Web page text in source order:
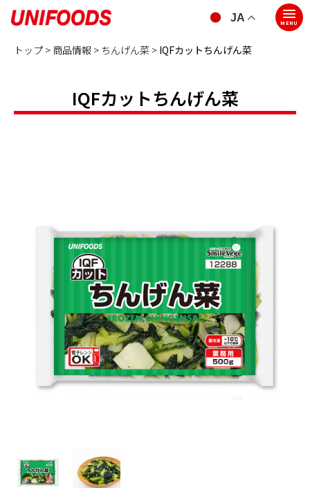
MENU
トップ > 商品情報 > ちんげん菜 > IQFカットちんげん菜
IQFカットちんげん菜
JA